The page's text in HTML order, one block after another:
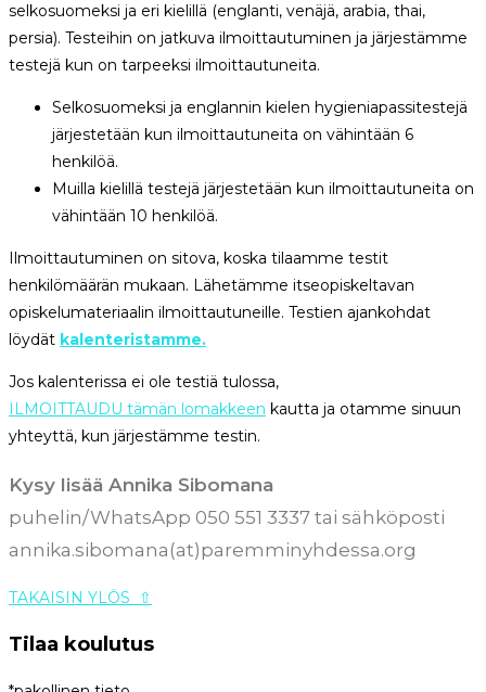
selkosuomeksi ja eri kielillä (englanti, venäjä, arabia, thai,
persia). Testeihin on jatkuva ilmoittautuminen ja järjestämme
testejä kun on tarpeeksi ilmoittautuneita.
Selkosuomeksi ja englannin kielen hygieniapassitestejä
järjestetään kun ilmoittautuneita on vähintään 6
henkilöä.
Muilla kielillä testejä järjestetään kun ilmoittautuneita on
vähintään 10 henkilöä.
Ilmoittautuminen on sitova, koska tilaamme testit
henkilömäärän mukaan. Lähetämme itseopiskeltavan
opiskelumateriaalin ilmoittautuneille. Testien ajankohdat
löydät kalenteristamme.
Jos kalenterissa ei ole testiä tulossa,
ILMOITTAUDU tämän lomakkeen kautta ja otamme sinuun
yhteyttä, kun järjestämme testin.
Kysy lisää Annika Sibomana
puhelin/WhatsApp 050 551 3337 tai sähköposti
annika.sibomana(at)paremminyhdessa.org
TAKAISIN YLÖS ⇧
Tilaa koulutus